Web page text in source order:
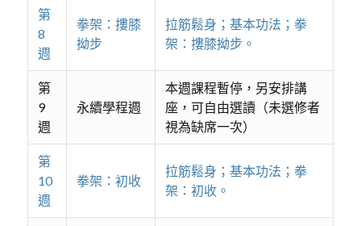
第
8
週
拳架：摟膝
拗步
拉筋鬆身；基本功法；拳
架：摟膝拗步。
第
9
週
永續學程週
本週課程暫停，另安排講
座，可自由選讀（未選修者
視為缺席一次）
第
10
週
拳架：初收
拉筋鬆身；基本功法；拳
架：初收。